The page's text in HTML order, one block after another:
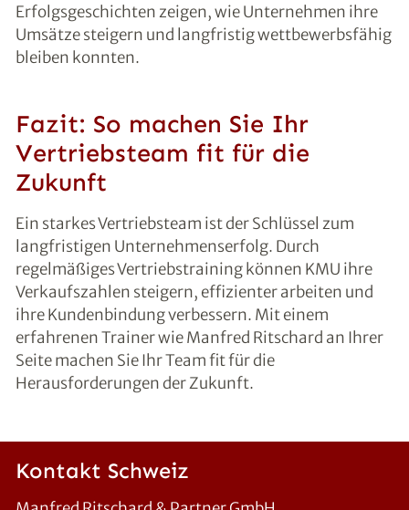
Erfolgsgeschichten zeigen, wie Unternehmen ihre
Umsätze steigern und langfristig wettbewerbsfähig
bleiben konnten.
Fazit: So machen Sie Ihr
Vertriebsteam fit für die
Zukunft
Ein starkes Vertriebsteam ist der Schlüssel zum
langfristigen Unternehmenserfolg. Durch
regelmäßiges Vertriebstraining können KMU ihre
Verkaufszahlen steigern, effizienter arbeiten und
ihre Kundenbindung verbessern. Mit einem
erfahrenen Trainer wie Manfred Ritschard an Ihrer
Seite machen Sie Ihr Team fit für die
Herausforderungen der Zukunft.
Kontakt Schweiz